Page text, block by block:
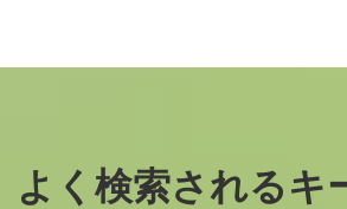
よく検索されるキ